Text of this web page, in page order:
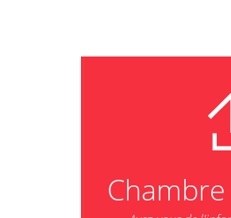
Chambre